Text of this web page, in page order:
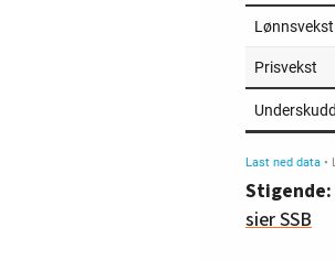
Stigende:
sier SSB